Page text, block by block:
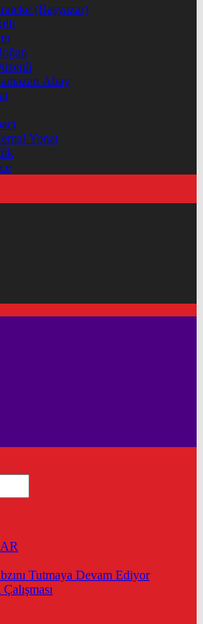
(Başyazar)
Abay
Yonat
Tutmaya Devam Ediyor